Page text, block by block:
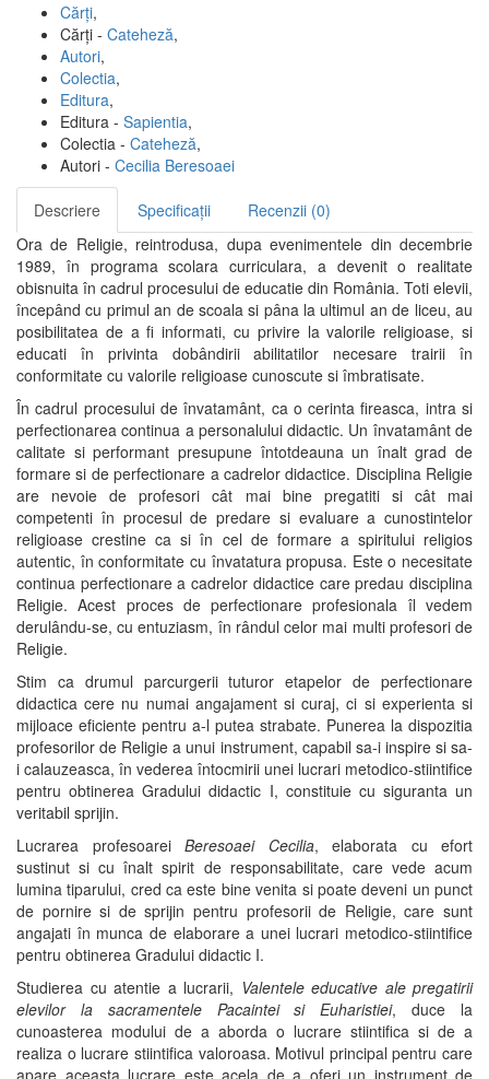
Cărți,
Cărți - Cateheză,
Autori,
Colectia,
Editura,
Editura - Sapientia,
Colectia - Cateheză,
Autori - Cecilia Beresoaei
Descriere Specificații
Recenzii (0)
Ora de Religie, reintrodusa, dupa evenimentele din decembrie
1989, în programa scolara curriculara, a devenit o realitate
obisnuita în cadrul procesului de educatie din România. Toti elevii,
începând cu primul an de scoala si pâna la ultimul an de liceu, au
posibilitatea de a fi informati, cu privire la valorile religioase, si
educati în privinta dobândirii abilitatilor necesare trairii în
conformitate cu valorile religioase cunoscute si îmbratisate.
În cadrul procesului de învatamânt, ca o cerinta fireasca, intra si
perfectionarea continua a personalului didactic. Un învatamânt de
calitate si performant presupune întotdeauna un înalt grad de
formare si de perfectionare a cadrelor didactice. Disciplina Religie
are nevoie de profesori cât mai bine pregatiti si cât mai
competenti în procesul de predare si evaluare a cunostintelor
religioase crestine ca si în cel de formare a spiritului religios
autentic, în conformitate cu învatatura propusa. Este o necesitate
continua perfectionare a cadrelor didactice care predau disciplina
Religie. Acest proces de perfectionare profesionala îl vedem
derulându-se, cu entuziasm, în rândul celor mai multi profesori de
Religie.
Stim ca drumul parcurgerii tuturor etapelor de perfectionare
didactica cere nu numai angajament si curaj, ci si experienta si
mijloace eficiente pentru a-l putea strabate. Punerea la dispozitia
profesorilor de Religie a unui instrument, capabil sa-i inspire si sa-
i calauzeasca, în vederea întocmirii unei lucrari metodico-stiintifice
pentru obtinerea Gradului didactic I, constituie cu siguranta un
veritabil sprijin.
Lucrarea profesoarei Beresoaei Cecilia, elaborata cu efort
sustinut si cu înalt spirit de responsabilitate, care vede acum
lumina tiparului, cred ca este bine venita si poate deveni un punct
de pornire si de sprijin pentru profesorii de Religie, care sunt
angajati în munca de elaborare a unei lucrari metodico-stiintifice
pentru obtinerea Gradului didactic I.
Studierea cu atentie a lucrarii, Valentele educative ale pregatirii
elevilor la sacramentele Pacaintei si Euharistiei, duce la
cunoasterea modului de a aborda o lucrare stiintifica si de a
realiza o lucrare stiintifica valoroasa. Motivul principal pentru care
apare aceasta lucrare este acela de a oferi un instrument de